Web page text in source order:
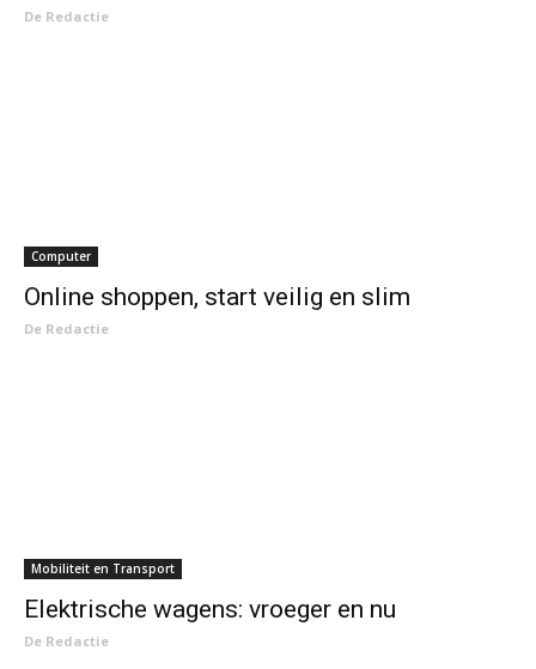
De Redactie
Computer
Online shoppen, start veilig en slim
De Redactie
Mobiliteit en Transport
Elektrische wagens: vroeger en nu
De Redactie